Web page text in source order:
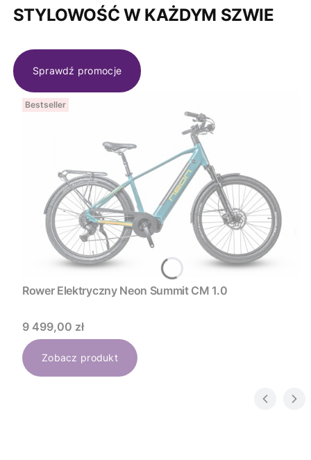
STYLOWOŚĆ W KAŻDYM SZWIE
Sprawdź promocje
Bestseller
Rower Elektryczny Neon Summit CM 1.0
Cena
9 499,00 zł
Zobacz produkt